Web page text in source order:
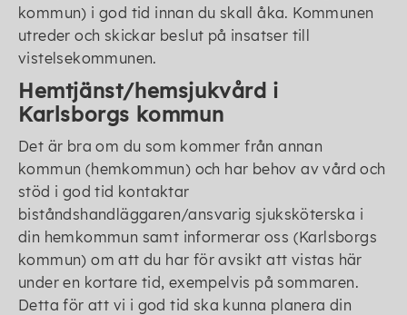
kommun) i god tid innan du skall åka. Kommunen
utreder och skickar beslut på insatser till
vistelsekommunen.
Hemtjänst/hemsjukvård i
Karlsborgs kommun
Det är bra om du som kommer från annan
kommun (hemkommun) och har behov av vård och
stöd i god tid kontaktar
biståndshandläggaren/ansvarig sjuksköterska i
din hemkommun samt informerar oss (Karlsborgs
kommun) om att du har för avsikt att vistas här
under en kortare tid, exempelvis på sommaren.
Detta för att vi i god tid ska kunna planera din